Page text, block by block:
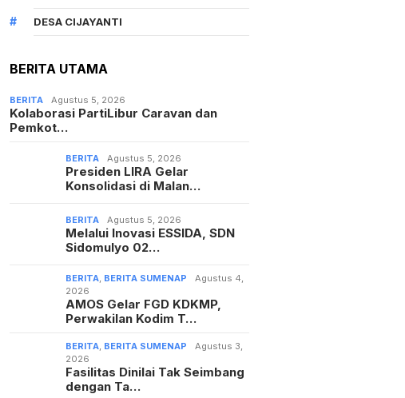
DESA CIJAYANTI
BERITA UTAMA
BERITA Agustus 5, 2026
Kolaborasi PartiLibur Caravan dan
Pemkot…
BERITA Agustus 5, 2026
Presiden LIRA Gelar
Konsolidasi di Malan…
BERITA Agustus 5, 2026
Melalui Inovasi ESSIDA, SDN
Sidomulyo 02…
BERITA, BERITA SUMENAP
Agustus 4,
2026
AMOS Gelar FGD KDKMP,
Perwakilan Kodim T…
BERITA, BERITA SUMENAP
Agustus 3,
2026
Fasilitas Dinilai Tak Seimbang
dengan Ta…